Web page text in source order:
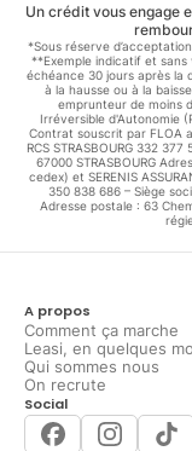
Un crédit vous engage
*Sous réserve
**Exemple indicatif et
échéance 30 jours après la
à la hausse ou à la
emprunteur de moins
Irréversible d'Autonomie
Contrat souscrit par FLOA
RCS STRASBOURG 332
67000 STRASBOURG
cedex) et SERENIS
350 838 686 – Siège
Adresse postale : 63
A propos
Comment ça marche
Leasi, en quelques
Qui sommes nous
On recrute
Social